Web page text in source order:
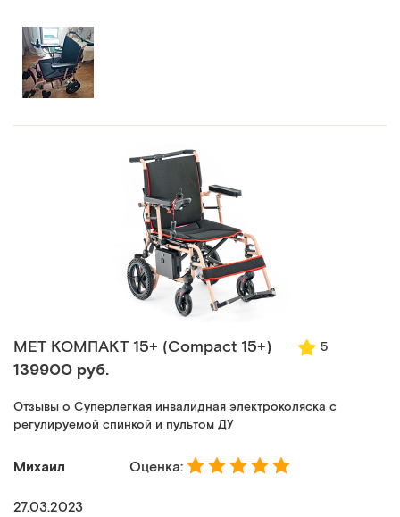
MET КОМПАКТ 15+ (Compact 15+) 5
139900 руб.
Отзывы о Суперлегкая инвалидная электроколяска с
регулируемой спинкой и пультом ДУ
Михаил Оценка:
27.03.2023